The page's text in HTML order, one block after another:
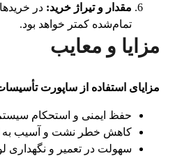
مقدار و تیراژ خرید: در
تمام‌شده کمتر خواهد بود.
مزایا و معایب
مزایای استفاده از ساپورت
حفظ ایمنی و استحکام
کاهش خطر نشت و آسیب به
سهولت در تعمیر و نگهداری